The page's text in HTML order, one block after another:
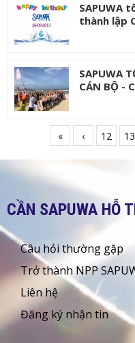
SAPUWA
thành lập
SAPUWA
CÁN BỘ -
« ‹ 12 13
CẦN SAPUWA HỖ
Câu hỏi thường gặp
Trở thành NPP
Liên hệ
Đăng ký nhận tin